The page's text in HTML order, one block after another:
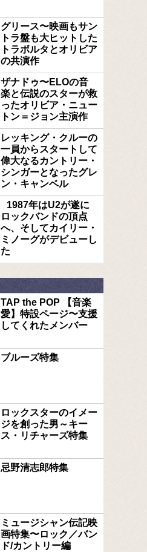
グリース〜映画もサン
トラ盤も大ヒットした
トラボルタとオリビア
の共演作
ザナドゥ〜ELOの音
楽と伝説のスターが救
ったオリビア・ニュー
トン＝ジョン主演作
レッキング・クルーの
一員からスタートして
偉大なるカントリー・
シンガーとなったグレ
ン・キャンベル
1987年はU2が遂に
ロックバンドの頂点
へ、そしてカイリー・
ミノーグがデビューし
た
TAP the POP 【音楽
愛】特設ページ〜支援
してくれたメンバー
ブルーズ特集
ロックスターのイメー
ジを創った男～キー
ス・リチャーズ特集
忌野清志郎特集
ミュージシャン伝記映
画特集〜ロック／バン
ド/カントリー編